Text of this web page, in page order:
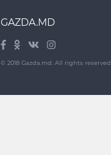
GAZDA.MD
© 2018 Gazda.md. All rights reserved